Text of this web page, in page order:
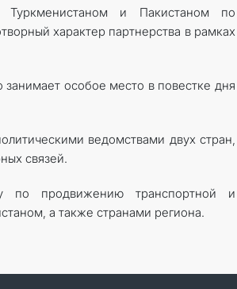
и Пакистаном по
характер партнерства в рамках
особое место в повестке дня
ведомствами двух стран,
связей.
по продвижению транспортной и
а также странами региона.